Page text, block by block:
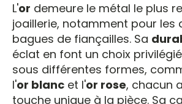
L'or demeure le métal le plus
joaillerie, notamment pour les
bagues de fiançailles. Sa
éclat en font un choix
sous différentes formes,
l'or blanc et l'or rose, chacun
touche unique à la pièce. Sa